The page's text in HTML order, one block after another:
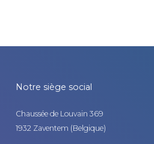
Notre siège social
Chaussée de Louvain 369
1932 Zaventem (Belgique)